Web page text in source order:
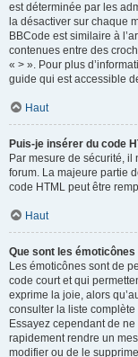
est déterminée par les
la désactiver sur chaque
BBCode est similaire à
contenues entre des
« > ». Pour plus
guide qui est accessible
Haut
Puis-je insérer du code
Par mesure de sécurité, il
forum. La majeure partie
code HTML peut être
Haut
Que sont les émoticônes
Les émoticônes sont de
code court et qui
exprime la joie, alors
consulter la liste
Essayez cependant de
rapidement rendre un
modifier ou de le